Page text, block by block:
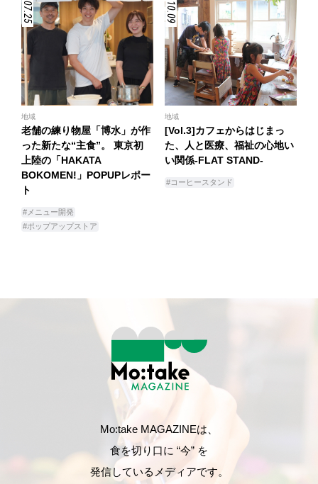
地域
老舗の練り物屋「博水」が作
った新たな“主食”。 東京初
上陸の「HAKATA
BOKOMEN!」POPUPレポー
ト
#メニュー開発
#ポップアップストア
地域
[Vol.3]カフェからはじまっ
た、人と医療、福祉の心地い
い関係-FLAT STAND-
#コーヒースタンド
Mo:take MAGAZINEは、
食を切り口に “今” を
発信しているメディアです。